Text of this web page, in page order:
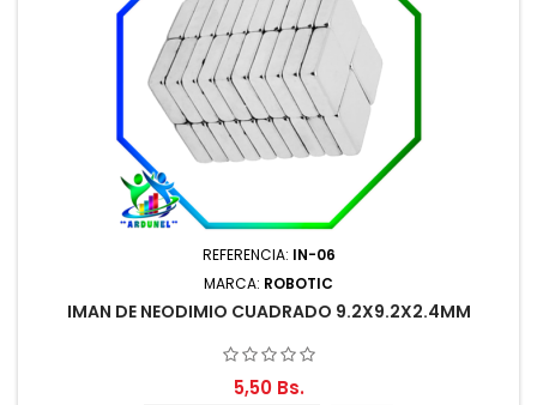
REFERENCIA: IN-06
MARCA: ROBOTIC
IMAN DE NEODIMIO CUADRADO 9.2X9.2X2.4MM
5,50 Bs.